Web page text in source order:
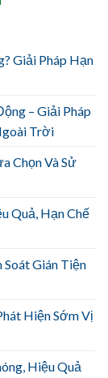
Giải Pháp Hạn
– Giải Pháp
Trời
Chọn Và Sử
Quả, Hạn Chế
Soát Gián Tiện
Hiện Sớm Vị
Hiệu Quả